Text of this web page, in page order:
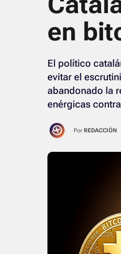
en
El político
evitar el
abandonado la
enérgicas
Por REDACCIÓN